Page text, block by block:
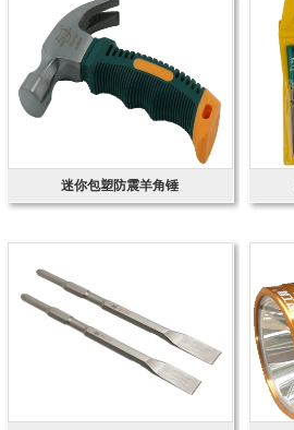
迷你包塑防震羊角锤